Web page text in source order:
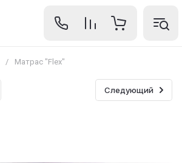
/ Матрас "Flex"
Следующий